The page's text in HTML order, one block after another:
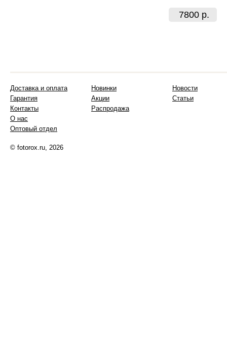
7800 р.
Доставка и оплата
Гарантия
Контакты
О нас
Оптовый отдел
Новинки
Акции
Распродажа
Новости
Статьи
© fotorox.ru, 2026